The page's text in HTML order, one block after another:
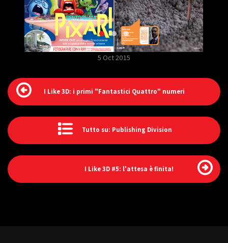
5 Oct 2015
I Like 3D: i primi "Fantastici Quattro" numeri
Tutto su: Publishing Division
I Like 3D #5: l'attesa è finita!